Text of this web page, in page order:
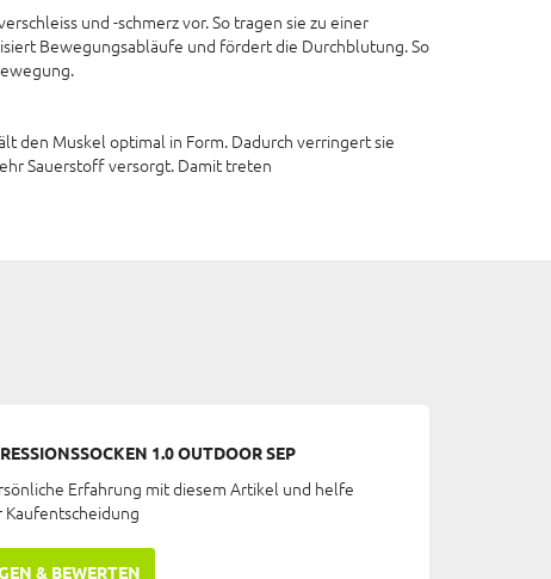
und -schmerz vor. So tragen sie zu einer
Bewegungsabläufe und fördert die Durchblutung. So
den Muskel optimal in Form. Dadurch verringert sie
Sauerstoff versorgt. Damit treten
1.0 OUTDOOR SEP
Erfahrung mit diesem Artikel und helfe
& BEWERTEN